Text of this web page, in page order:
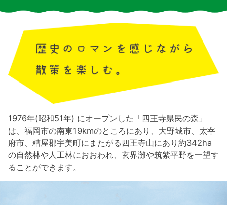
1976年(昭和51年) にオープンした「四王寺県民の森」
は、福岡市の南東19kmのところにあり、大野城市、太宰
府市、糟屋郡宇美町にまたがる四王寺山にあり約342ha
の自然林や人工林におおわれ、玄界灘や筑紫平野を一望す
ることができます。